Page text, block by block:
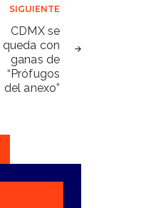
SIGUIENTE
CDMX se
queda con
ganas de
“Prófugos
del anexo”